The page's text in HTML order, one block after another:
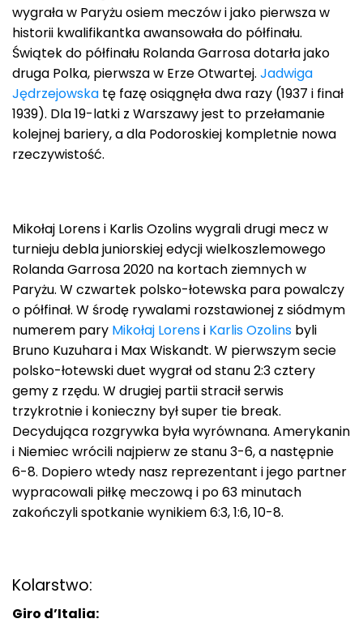
wygrała w Paryżu osiem meczów i jako pierwsza w
historii kwalifikantka awansowała do półfinału.
Świątek do półfinału Rolanda Garrosa dotarła jako
druga Polka, pierwsza w Erze Otwartej. Jadwiga
Jędrzejowska tę fazę osiągnęła dwa razy (1937 i finał
1939). Dla 19-latki z Warszawy jest to przełamanie
kolejnej bariery, a dla Podoroskiej kompletnie nowa
rzeczywistość.
Mikołaj Lorens i Karlis Ozolins wygrali drugi mecz w
turnieju debla juniorskiej edycji wielkoszlemowego
Rolanda Garrosa 2020 na kortach ziemnych w
Paryżu. W czwartek polsko-łotewska para powalczy
o półfinał. W środę rywalami rozstawionej z siódmym
numerem pary Mikołaj Lorensi Karlis Ozolins byli
Bruno Kuzuhara i Max Wiskandt. W pierwszym secie
polsko-łotewski duet wygrał od stanu 2:3 cztery
gemy z rzędu. W drugiej partii stracił serwis
trzykrotnie i konieczny był super tie break.
Decydująca rozgrywka była wyrównana. Amerykanin
i Niemiec wrócili najpierw ze stanu 3-6, a następnie
6-8. Dopiero wtedy nasz reprezentant i jego partner
wypracowali piłkę meczową i po 63 minutach
zakończyli spotkanie wynikiem 6:3, 1:6, 10-8.
Kolarstwo:
Giro d’Italia: